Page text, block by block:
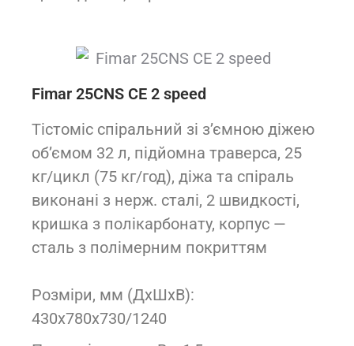
Fimar 25CNS CE 2 speed
Тістоміс спіральний зі з’ємною діжею
об’ємом 32 л, підйомна траверса, 25
кг/цикл (75 кг/год), діжа та спіраль
виконані з нерж. сталі, 2 швидкості,
кришка з полікарбонату, корпус —
сталь з полімерним покриттям
Розміри, мм (ДxШxВ):
430x780x730/1240